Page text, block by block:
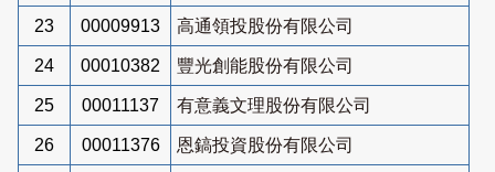
23 00009913 高通領投股份有限公司
24 00010382 豐光創能股份有限公司
25 00011137 有意義文理股份有限公司
26 00011376 恩鎬投資股份有限公司